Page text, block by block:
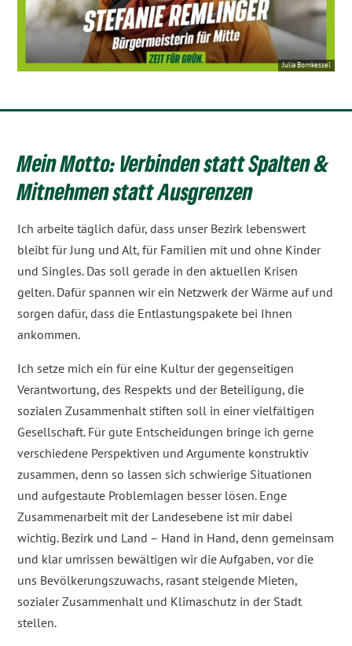
Julia Bornkessel
Mein Motto: Verbinden statt Spalten &
Mitnehmen statt Ausgrenzen
Ich arbeite täglich dafür, dass unser Bezirk lebenswert
bleibt für Jung und Alt, für Familien mit und ohne Kinder
und Singles. Das soll gerade in den aktuellen Krisen
gelten. Dafür spannen wir ein Netzwerk der Wärme auf und
sorgen dafür, dass die Entlastungspakete bei Ihnen
ankommen.
Ich setze mich ein für eine Kultur der gegenseitigen
Verantwortung, des Respekts und der Beteiligung, die
sozialen Zusammenhalt stiften soll in einer vielfältigen
Gesellschaft. Für gute Entscheidungen bringe ich gerne
verschiedene Perspektiven und Argumente konstruktiv
zusammen, denn so lassen sich schwierige Situationen
und aufgestaute Problemlagen besser lösen. Enge
Zusammenarbeit mit der Landesebene ist mir dabei
wichtig. Bezirk und Land – Hand in Hand, denn gemeinsam
und klar umrissen bewältigen wir die Aufgaben, vor die
uns Bevölkerungszuwachs, rasant steigende Mieten,
sozialer Zusammenhalt und Klimaschutz in der Stadt
stellen.